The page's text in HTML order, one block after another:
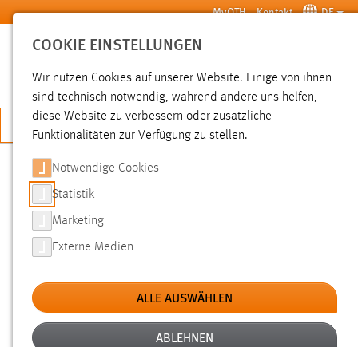
Zum Hauptinhalt springen MyOTH Kontakt DE
SUCHE
JETZT BEWERBEN
SUCHE
FILTER
Typ
Erstellungsdatum
COOKIE EINSTELLUNGEN
Wir nutzen Cookies auf unserer Website. Einige von ihnen
sind technisch notwendig, während andere uns helfen,
diese Website zu verbessern oder zusätzliche
Funktionalitäten zur Verfügung zu stellen.
Notwendige Cookies
Statistik
Marketing
Externe Medien
ALLE AUSWÄHLEN
ABLEHNEN